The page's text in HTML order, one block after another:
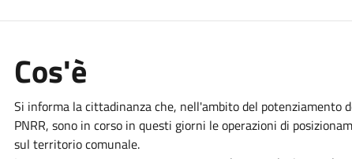
Cos'è
​Si informa la cittadinanza che, nell'ambito del potenziamento
PNRR, sono in corso in questi giorni le operazioni di
sul territorio comunale.